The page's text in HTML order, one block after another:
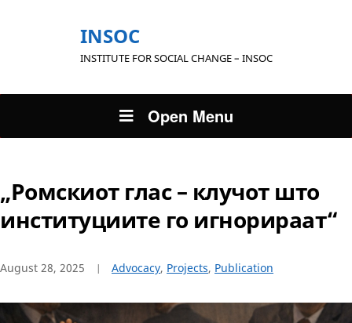
INSOC
INSTITUTE FOR SOCIAL CHANGE – INSOC
Open Menu
„Ромскиот глас – клучот што
институциите го игнорираат“
August 28, 2025 Advocacy, Projects, Publication